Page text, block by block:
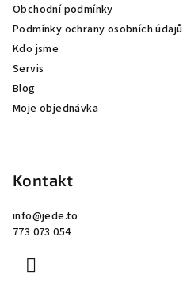
v
Obchodní podmínky
Podmínky ochrany osobních údajů
Kdo jsme
Servis
Blog
Moje objednávka
Kontakt
info@jede.to
773 073 054